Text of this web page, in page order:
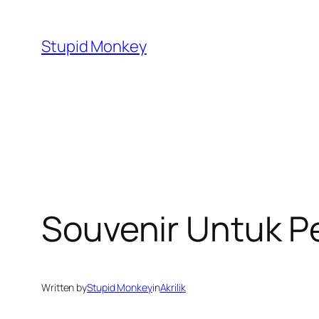
content
Stupid Monkey
Souvenir Untuk
Written byStupid MonkeyinAkrilik